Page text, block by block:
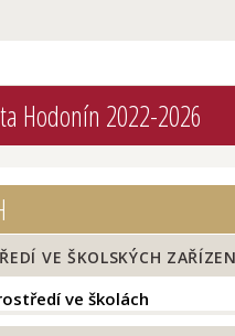
Hodonín 2022-2026
VE ŠKOLSKÝCH
ve školách